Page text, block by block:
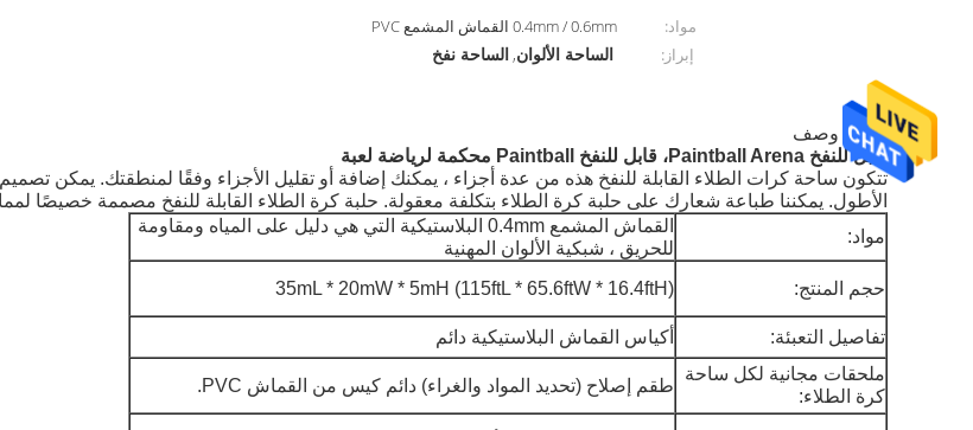
مواد: 0.4mm / 0.6mm القماش المشمع PVC
إبراز:
الساحة الألوان, الساحة نفخ
منتوج وصف
قابل للنفخ Paintball Arena، قابل للنفخ Paintball محكمة لرياضة لعبة
تتكون ساحة كرات الطلاء القابلة للنفخ هذه من عدة أجزاء ، يمكنك إضافة أو تقليل الأجزاء وفقًا لمنطقتك. يمكن تصميم
الأطول. يمكننا طباعة شعارك على حلبة كرة الطلاء بتكلفة معقولة. حلبة كرة الطلاء القابلة للنفخ مصممة خصيصًا
مواد:
القماش المشمع 0.4mm البلاستيكية التي هي دليل على المياه ومقاومة
للحريق ، شبكية الألوان المهنية
حجم المنتج:
35mL * 20mW * 5mH (115ftL * 65.6ftW * 16.4ftH)
تفاصيل التعبئة:
أكياس القماش البلاستيكية دائم
ملحقات مجانية لكل ساحة
كرة الطلاء:
طقم إصلاح (تحديد المواد والغراء) دائم كيس من القماش PVC.